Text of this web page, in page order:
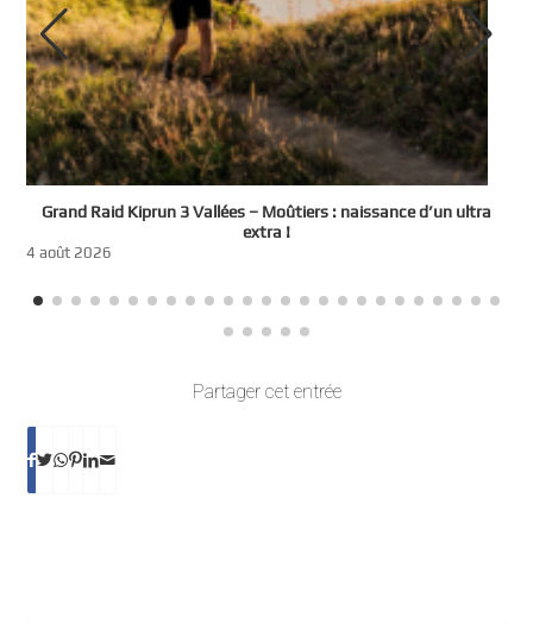
Grand Raid Kiprun 3 Vallées – Moûtiers : naissance d’un ultra
extra !
4 août 2026
Partager cet entrée